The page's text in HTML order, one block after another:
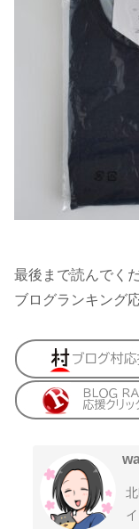
最後まで読んでく
ブログランキング